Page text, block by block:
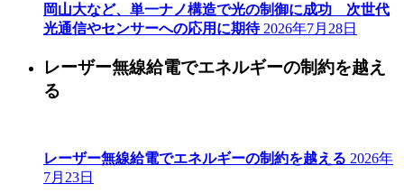
岡山大など、単一ナノ構造で光の制御に成功 次世代
光通信やセンサーへの応用に期待 2026年7月28日
レーザー無線給電でエネルギーの制約を越え
る
レーザー無線給電でエネルギーの制約を越える 2026年
7月23日